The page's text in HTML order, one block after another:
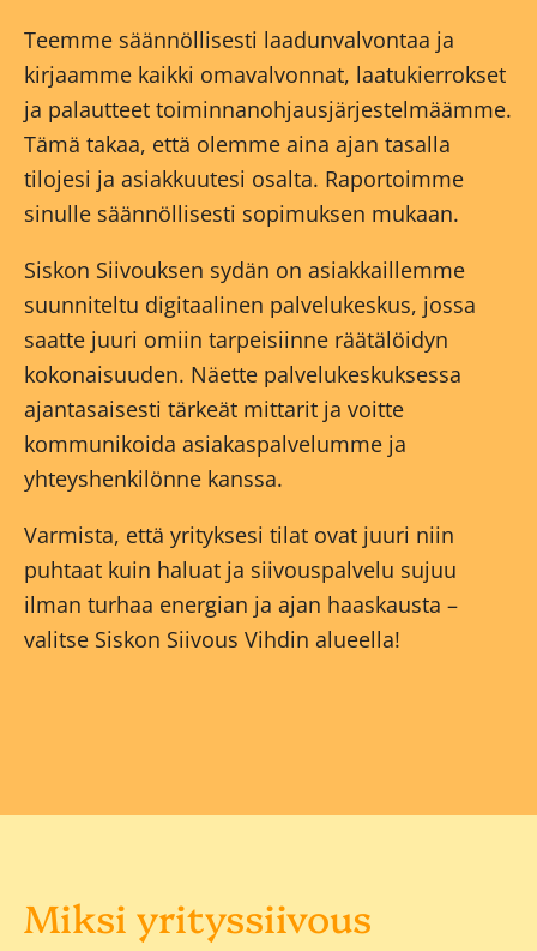
Teemme säännöllisesti laadunvalvontaa ja
kirjaamme kaikki omavalvonnat, laatukierrokset
ja palautteet toiminnanohjausjärjestelmäämme.
Tämä takaa, että olemme aina ajan tasalla
tilojesi ja asiakkuutesi osalta. Raportoimme
sinulle säännöllisesti sopimuksen mukaan.
Siskon Siivouksen sydän on asiakkaillemme
suunniteltu digitaalinen palvelukeskus, jossa
saatte juuri omiin tarpeisiinne räätälöidyn
kokonaisuuden. Näette palvelukeskuksessa
ajantasaisesti tärkeät mittarit ja voitte
kommunikoida asiakaspalvelumme ja
yhteyshenkilönne kanssa.
Varmista, että yrityksesi tilat ovat juuri niin
puhtaat kuin haluat ja siivouspalvelu sujuu
ilman turhaa energian ja ajan haaskausta –
valitse Siskon Siivous Vihdin alueella!
Miksi yrityssiivous